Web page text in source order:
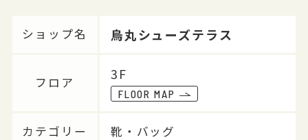
ショップ名 烏丸シューズテラス
フロア
3F
FLOOR MAP
カテゴリー 靴・バッグ